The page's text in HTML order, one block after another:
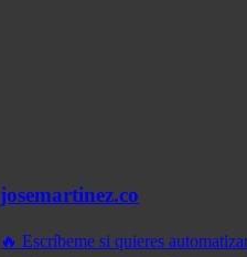
josemartinez.co
🔥 Escríbeme si quieres